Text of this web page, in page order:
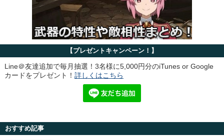
【プレゼントキャンペーン！】
Line＠友達追加で毎月抽選！3名様に5,000円分のiTunes or Google
カードをプレゼント！ 詳しくはこちら
おすすめ記事